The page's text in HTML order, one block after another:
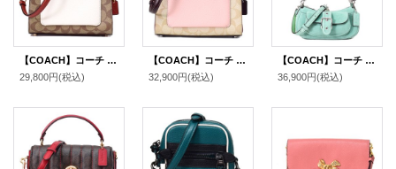
【COACH】コーチ コーティングキャンバス レザー シグネチャー ミニ レーン ハンドル クロスボディ 斜め掛け 2WAY ショルダー ハンドバッグ カーキチャークマルチ（日本未発売）
29,800円(税込)
【COACH】コーチ コーティングキャンバス レザー シグネチャー ミニ レーン ハンドル クロスボディ 斜め掛け 2WAY ショルダー ハンドバッグ ライトカーキ×ピンクマルチ（日本未発売）
32,900円(税込)
【COACH】コーチ バッグ スエード レザー ミニ アシュトン 2way クロスボディ 斜め掛け ショルダー ハンドバッグ ミント（日本未発売）
36,900円(税込)